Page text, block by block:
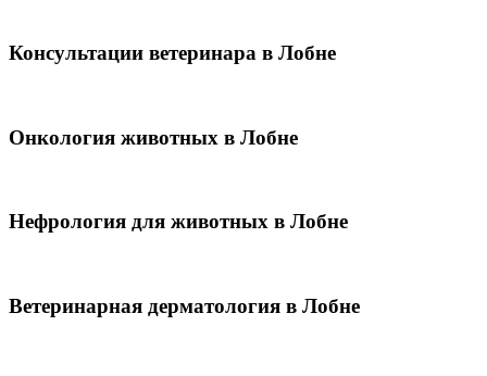
Консультации ветеринара в Лобне
Онкология животных в Лобне
Нефрология для животных в Лобне
Ветеринарная дерматология в Лобне